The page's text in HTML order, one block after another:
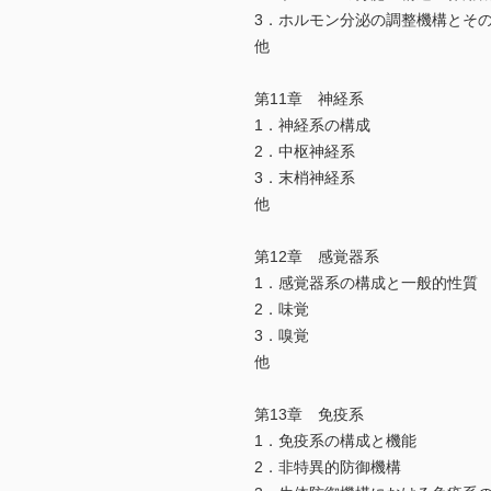
3．ホルモン分泌の調整機構とそ
他
第11章 神経系
1．神経系の構成
2．中枢神経系
3．末梢神経系
他
第12章 感覚器系
1．感覚器系の構成と一般的性質
2．味覚
3．嗅覚
他
第13章 免疫系
1．免疫系の構成と機能
2．非特異的防御機構